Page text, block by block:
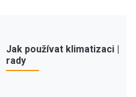
Jak používat klimatizaci |
rady